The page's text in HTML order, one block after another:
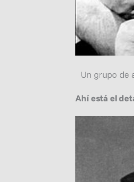
Un grupo de
Ahí está el